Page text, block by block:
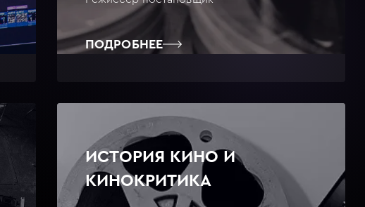
ПОДРОБНЕЕ
ИСТОРИЯ КИНО И
КИНОКРИТИКА